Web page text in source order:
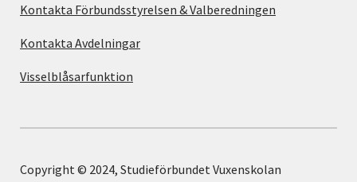
Kontakta Förbundsstyrelsen & Valberedningen
Kontakta Avdelningar
Visselblåsarfunktion
Copyright © 2024, Studieförbundet Vuxenskolan